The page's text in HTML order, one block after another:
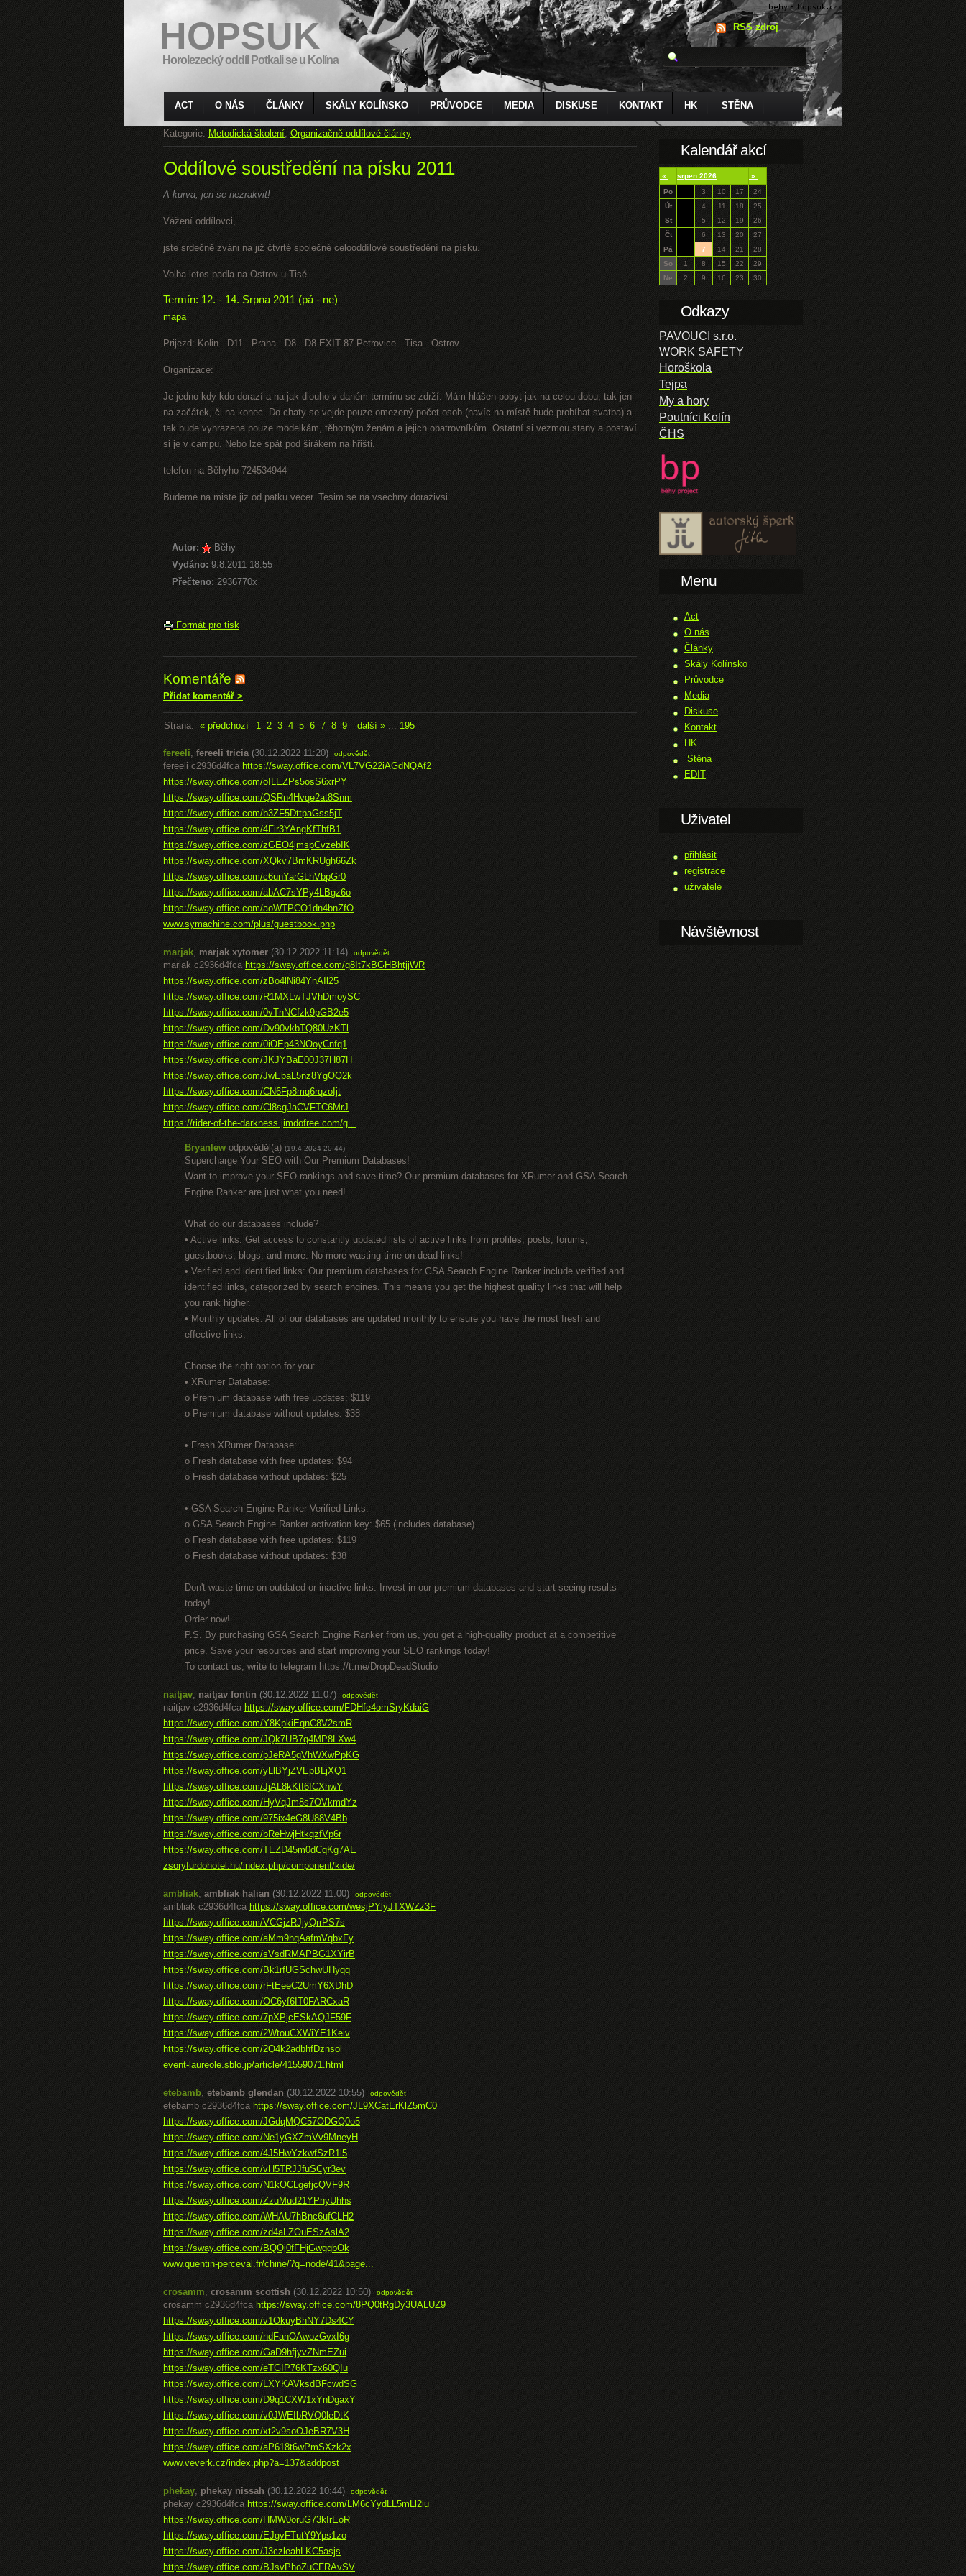
HOPSUK
Horolezecký oddíl Potkali se u Kolína
RSS zdroj
ACT O NÁS ČLÁNKY SKÁLY KOLÍNSKO PRŮVODCE MEDIA DISKUSE KONTAKT HK STĚNA
Kategorie: Metodická školení, Organizačně oddílové články
Oddílové soustředění na písku 2011
A kurva, jen se nezrakvit!
Vážení oddílovci,
jste srdečně zváni na již čtvrté společné celooddílové soustředění na písku.
Volba letos padla na Ostrov u Tisé.
Termín: 12. - 14. Srpna 2011 (pá - ne)
mapa
Prijezd: Kolin - D11 - Praha - D8 - D8 EXIT 87 Petrovice - Tisa - Ostrov
Organizace:
Je jedno kdy kdo dorazí a na jak dlouho v daném termínu se zdrží. Mám hlášen pobyt jak na celou dobu, tak jen
na začátek, či na konec. Do chaty se vejde pouze omezený počet osob (navíc na místě bude probíhat svatba) a
tak bude vyhrazena pouze modelkám, těhotným ženám a jejich opatrovníkům. Ostatní si vezmou stany a postaví
si je v campu. Nebo lze spát pod širákem na hřišti.
telefon na Běhyho 724534944
Budeme na miste jiz od patku vecer. Tesim se na vsechny dorazivsi.
Autor:
Běhy
Vydáno: 9.8.2011 18:55
Přečteno: 2936770x
Formát pro tisk
Komentáře
Přidat komentář >
Strana: « předchozí 1 2 3 4 5 6 7 8 9 další » ... 195
fereeli, fereeli tricia (30.12.2022 11:20) odpovědět
fereeli c2936d4fca https://sway.office.com/VL7VG22iAGdNQAf2
https://sway.office.com/oILEZPs5osS6xrPY
https://sway.office.com/QSRn4Hvqe2at8Snm
https://sway.office.com/b3ZF5DttpaGss5jT
https://sway.office.com/4Fir3YAngKfThfB1
https://sway.office.com/zGEO4jmspCvzebIK
https://sway.office.com/XQkv7BmKRUgh66Zk
https://sway.office.com/c6unYarGLhVbpGr0
https://sway.office.com/abAC7sYPy4LBgz6o
https://sway.office.com/aoWTPCO1dn4bnZfO
www.symachine.com/plus/guestbook.php
marjak, marjak xytomer (30.12.2022 11:14) odpovědět
marjak c2936d4fca https://sway.office.com/g8It7kBGHBhtjjWR
https://sway.office.com/zBo4lNi84YnAIl25
https://sway.office.com/R1MXLwTJVhDmoySC
https://sway.office.com/0vTnNCfzk9pGB2e5
https://sway.office.com/Dv90vkbTQ80UzKTl
https://sway.office.com/0iOEp43NOoyCnfq1
https://sway.office.com/JKJYBaE00J37H87H
https://sway.office.com/JwEbaL5nz8YgOQ2k
https://sway.office.com/CN6Fp8mq6rqzoIjt
https://sway.office.com/Cl8sgJaCVFTC6MrJ
https://rider-of-the-darkness.jimdofree.com/g...
Bryanlew odpověděl(a) (19.4.2024 20:44)
Supercharge Your SEO with Our Premium Databases!
Want to improve your SEO rankings and save time? Our premium databases for XRumer and GSA Search
Engine Ranker are just what you need!
What do our databases include?
• Active links: Get access to constantly updated lists of active links from profiles, posts, forums,
guestbooks, blogs, and more. No more wasting time on dead links!
• Verified and identified links: Our premium databases for GSA Search Engine Ranker include verified and
identified links, categorized by search engines. This means you get the highest quality links that will help
you rank higher.
• Monthly updates: All of our databases are updated monthly to ensure you have the most fresh and
effective links.
Choose the right option for you:
• XRumer Database:
o Premium database with free updates: $119
o Premium database without updates: $38
• Fresh XRumer Database:
o Fresh database with free updates: $94
o Fresh database without updates: $25
• GSA Search Engine Ranker Verified Links:
o GSA Search Engine Ranker activation key: $65 (includes database)
o Fresh database with free updates: $119
o Fresh database without updates: $38
Don't waste time on outdated or inactive links. Invest in our premium databases and start seeing results
today!
Order now!
P.S. By purchasing GSA Search Engine Ranker from us, you get a high-quality product at a competitive
price. Save your resources and start improving your SEO rankings today!
To contact us, write to telegram https://t.me/DropDeadStudio
naitjav, naitjav fontin (30.12.2022 11:07) odpovědět
naitjav c2936d4fca https://sway.office.com/FDHfe4omSryKdaiG
https://sway.office.com/Y8KpkiEqnC8V2smR
https://sway.office.com/JQk7UB7q4MP8LXw4
https://sway.office.com/pJeRA5gVhWXwPpKG
https://sway.office.com/yLlBYjZVEpBLjXQ1
https://sway.office.com/JjAL8kKtI6ICXhwY
https://sway.office.com/HyVqJm8s7OVkmdYz
https://sway.office.com/975ix4eG8U88V4Bb
https://sway.office.com/bReHwjHtkqzfVp6r
https://sway.office.com/TEZD45m0dCqKg7AE
zsoryfurdohotel.hu/index.php/component/kide/
ambliak, ambliak halian (30.12.2022 11:00) odpovědět
ambliak c2936d4fca https://sway.office.com/wesjPYlyJTXWZz3F
https://sway.office.com/VCGjzRJjyQrrPS7s
https://sway.office.com/aMm9hqAafmVqbxFy
https://sway.office.com/sVsdRMAPBG1XYirB
https://sway.office.com/Bk1rfUGSchwUHyqq
https://sway.office.com/rFtEeeC2UmY6XDhD
https://sway.office.com/OC6yf6IT0FARCxaR
https://sway.office.com/7pXPjcESkAQJF59F
https://sway.office.com/2WtouCXWiYE1Keiv
https://sway.office.com/2Q4k2adbhfDznsol
event-laureole.sblo.jp/article/41559071.html
etebamb, etebamb glendan (30.12.2022 10:55) odpovědět
etebamb c2936d4fca https://sway.office.com/JL9XCatErKlZ5mC0
https://sway.office.com/JGdqMQC57ODGQ0o5
https://sway.office.com/Ne1yGXZmVv9MneyH
https://sway.office.com/4J5HwYzkwfSzR1l5
https://sway.office.com/vH5TRJJfuSCyr3ev
https://sway.office.com/N1kOCLgefjcQVF9R
https://sway.office.com/ZzuMud21YPnyUhhs
https://sway.office.com/WHAU7hBnc6ufCLH2
https://sway.office.com/zd4aLZOuESzAslA2
https://sway.office.com/BQOj0fFHjGwggbOk
www.quentin-perceval.fr/chine/?q=node/41&page...
crosamm, crosamm scottish (30.12.2022 10:50) odpovědět
crosamm c2936d4fca https://sway.office.com/8PQ0tRgDy3UALUZ9
https://sway.office.com/v1OkuyBhNY7Ds4CY
https://sway.office.com/ndFanOAwozGvxI6g
https://sway.office.com/GaD9hfjyvZNmEZui
https://sway.office.com/eTGIP76KTzx60QIu
https://sway.office.com/LXYKAVksdBFcwdSG
https://sway.office.com/D9q1CXW1xYnDgaxY
https://sway.office.com/v0JWEIbRVQ0leDtK
https://sway.office.com/xt2v9soOJeBR7V3H
https://sway.office.com/aP618t6wPmSXzk2x
www.veverk.cz/index.php?a=137&addpost
phekay, phekay nissah (30.12.2022 10:44) odpovědět
phekay c2936d4fca https://sway.office.com/LM6cYydLL5mLl2iu
https://sway.office.com/HMW0oruG73kIrEoR
https://sway.office.com/EJgvFTutY9Yps1zo
https://sway.office.com/J3czleahLKC5asjs
https://sway.office.com/BJsvPhoZuCFRAvSV
Kalendář akcí
« srpen 2026
»
Po
3 10 17
24
Út
4 11 18
25
St
5 12 19
26
Čt
6 13 20
27
Pá
7 14 21
28
So
1 8 15 22
29
Ne
2 9 16 23 30
Odkazy
PAVOUCI s.r.o.
WORK SAFETY
Horoškola
Tejpa
My a hory
Poutníci Kolín
ČHS
Menu
Act
O nás
Články
Skály Kolínsko
Průvodce
Media
Diskuse
Kontakt
HK
Stěna
EDIT
Uživatel
přihlásit
registrace
uživatelé
Návštěvnost